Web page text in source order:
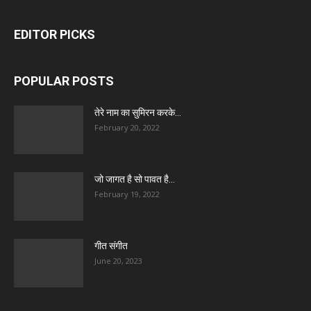
EDITOR PICKS
POPULAR POSTS
तेरे नाम का सुमिरन करके…
February 20, 2022
जो जागत है सो पावत है…
February 19, 2022
गीत संगीत
June 20, 2023